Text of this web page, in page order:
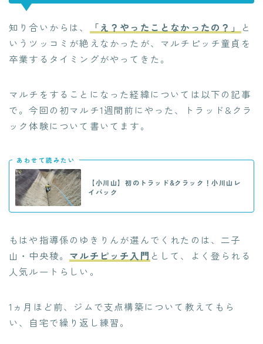
知り合いからは、 「え？やったことなかったの？」
と
いうツッコミが絶えなかったが、マルチピッチ童貞を
卒業するタイミングがやってきた。
マルチをすることになった経緯については以下の記事
で。今回の初マルチ1週間前にやった、トラッド&クラ
ック体験について書いてます。
あわせて読みたい
【小川山】初のトラッド&クラック！小川山レ
イバック
もはや指導係のゆきりんが選んでくれたのは、二子
山・中央稜。 マルチピッチ入門 として、よく登られる
人気ルートらしい。
1ヵ月ほど前、ジムで支点構築について教えてもら
い、自宅で繰り返し練習。